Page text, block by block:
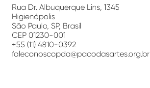
Artes
Rua Dr. Albuquerque Lins, 1345
Higienópolis
São Paulo, SP, Brasil
CEP 01230-001
+55 (11) 4810-0392
faleconoscopda@pacodasartes.org.br